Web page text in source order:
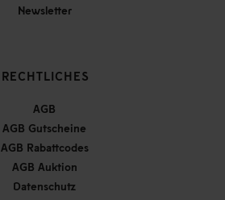
Newsletter
RECHTLICHES
AGB
AGB Gutscheine
AGB Rabattcodes
AGB Auktion
Datenschutz